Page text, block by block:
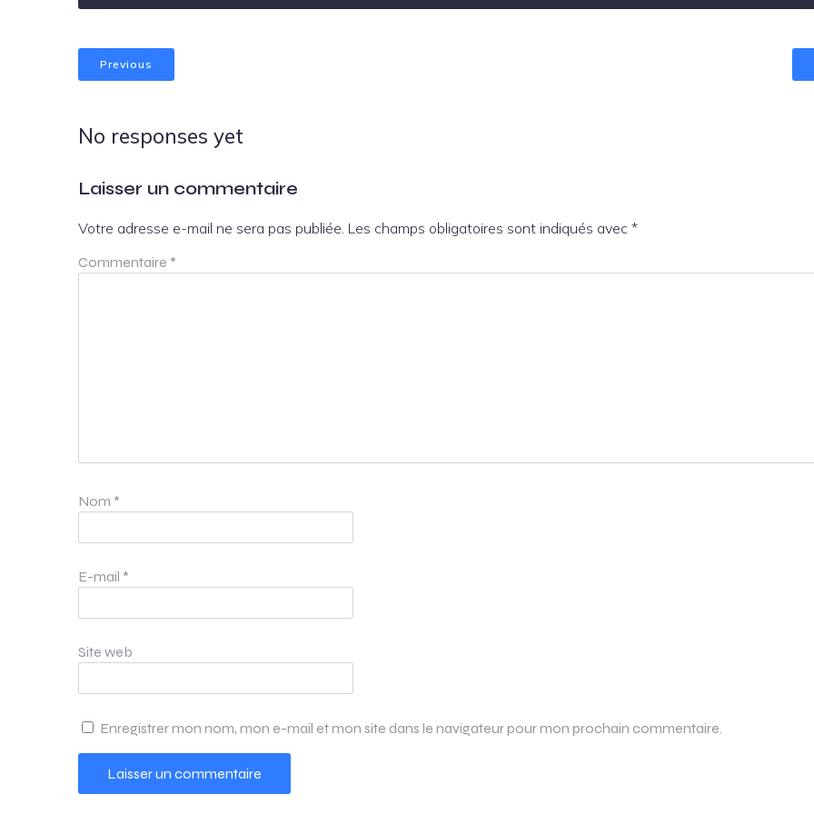
Previous
No responses yet
Laisser un commentaire
Votre adresse e-mail ne sera pas publiée. Les champs obligatoires sont indiqués avec *
Commentaire *
Nom *
E-mail *
Site web
Enregistrer mon nom, mon e-mail et mon site dans le navigateur pour mon prochain commentaire.